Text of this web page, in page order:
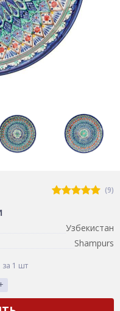
(9)
Узбекистан
Shampurs
за 1 шт